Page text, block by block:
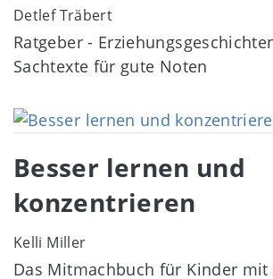
Detlef Träbert
Ratgeber -
Sachtexte für gute Noten
Image
Besser lernen und
konzentrieren
Kelli Miller
Das Mitmachbuch für Kinder mit